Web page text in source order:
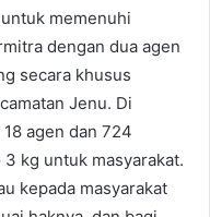
memenuhi
dengan dua agen
secara khusus
Jenu. Di
agen dan 724
kg untuk masyarakat.
kepada masyarakat